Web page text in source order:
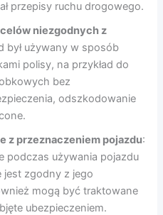
przepisy ruchu drogowego.
niezgodnych z
był używany w sposób
polisy, na przykład do
bez
odszkodowanie
z przeznaczeniem pojazdu:
podczas używania pojazdu
zgodny z jego
mogą być traktowane
ubezpieczeniem.